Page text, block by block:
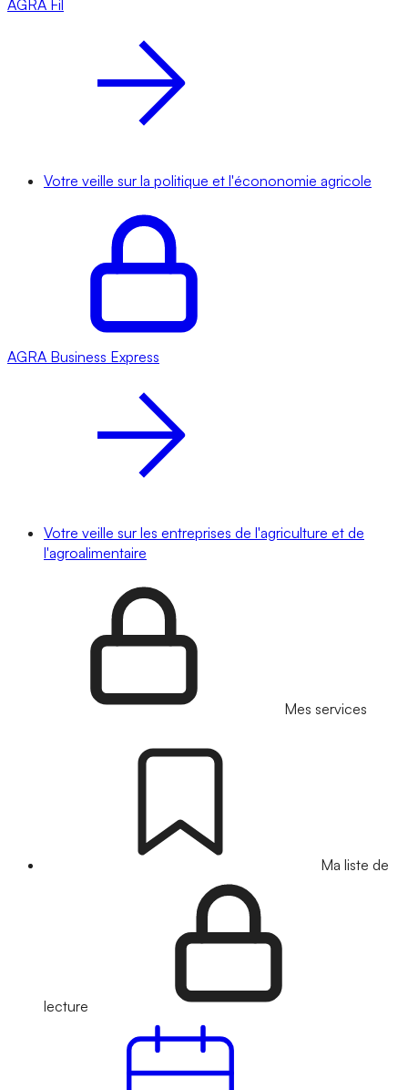
AGRA Fil
Votre veille sur la politique et l'écononomie agricole
AGRA Business Express
Votre veille sur les entreprises de l'agriculture et de
l'agroalimentaire
Mes services
Ma liste de
lecture